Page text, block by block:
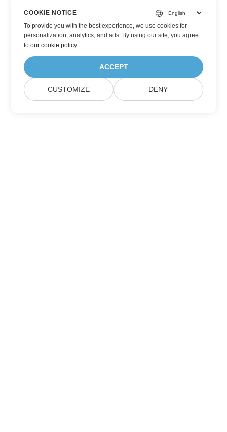
COOKIE NOTICE
To provide you with the best experience, we use cookies for
personalization, analytics, and ads. By using our site, you agree
toour cookie policy.
ACCEPT
CUSTOMIZE DENY